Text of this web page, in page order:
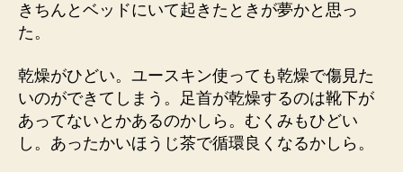
きちんとベッドにいて起きたときが夢かと思っ
た。
乾燥がひどい。ユースキン使っても乾燥で傷見た
いのができてしまう。足首が乾燥するのは靴下が
あってないとかあるのかしら。むくみもひどい
し。あったかいほうじ茶で循環良くなるかしら。